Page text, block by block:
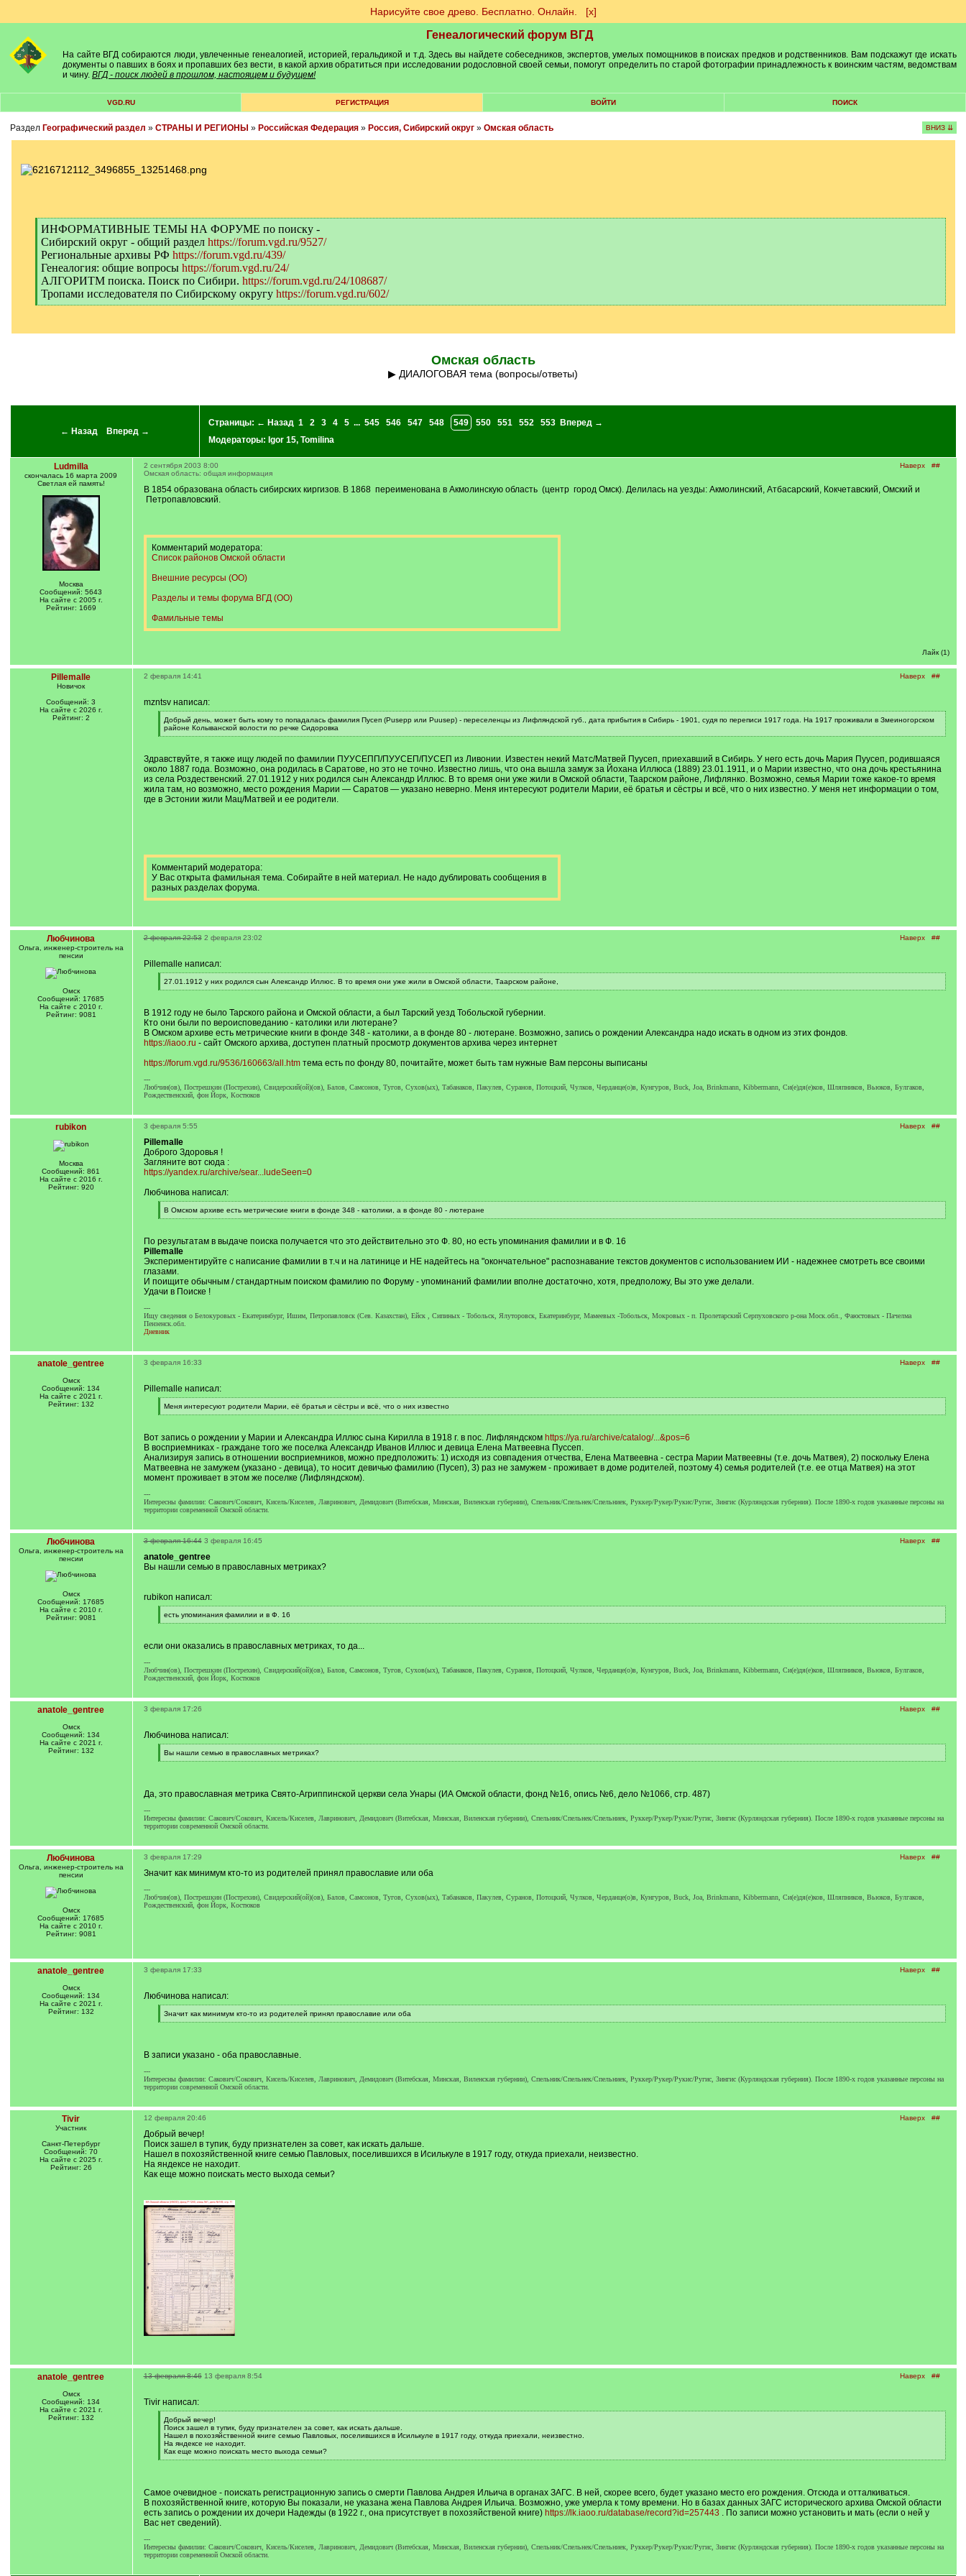
Нарисуйте свое древо. Бесплатно. Онлайн. [х]
Генеалогический форум ВГД
На сайте ВГД собираются люди, увлеченные генеалогией, историей, геральдикой и т.д. Здесь вы найдете собеседников, экспертов, умелых помощников в поисках предков и родственников. Вам подскажут где искать
документы о павших в боях и пропавших без вести, в какой архив обратиться при исследовании родословной своей семьи, помогут определить по старой фотографии принадлежность к воинским частям, ведомствам
и чину. ВГД - поиск людей в прошлом, настоящем и будущем!
VGD.RU РЕГИСТРАЦИЯ ВОЙТИ ПОИСК
Раздел Географический раздел » СТРАНЫ И РЕГИОНЫ » Российская Федерация» Россия, Сибирский округ» Омская область ВНИЗ ⇊
[
q
]
ИНФОРМАТИВНЫЕ ТЕМЫ НА ФОРУМЕ по поиску -
Сибирский округ - общий раздел https://forum.vgd.ru/9527/
Региональные архивы РФ https://forum.vgd.ru/439/
Генеалогия: общие вопросы https://forum.vgd.ru/24/
АЛГОРИТМ поиска. Поиск по Сибири. https://forum.vgd.ru/24/108687/
Тропами исследователя по Сибирскому округу https://forum.vgd.ru/602/
[
Омская область
▶ ДИАЛОГОВАЯ тема (вопросы/ответы)
← Назад Вперед →
Страницы: ← Назад 1 2 3 4 5 ... 545 546 547 548 549 550 551 552 553
Вперед →
Модераторы: Igor 15, Tomilina
Ludmilla
скончалась 16 марта 2009
Светлая ей память!
Москва
Сообщений: 5643
На сайте с 2005 г.
Рейтинг: 1669
Наверх ##
2 сентября 2003 8:00
Омская область: общая информация
В 1854 образована область сибирских киргизов. В 1868 переименована в Акмолинскую область (центр город Омск). Делилась на уезды: Акмолинский, Атбасарский, Кокчетавский, Омский и
Петропавловский.
Комментарий модератора:
Список районов Омской области
Внешние ресурсы (ОО)
Разделы и темы форума ВГД (ОО)
Фамильные темы
Лайк (1)
Pillemalle
Новичок
Сообщений: 3
На сайте с 2026 г.
Рейтинг: 2
Наверх ##
2 февраля 14:41
mzntsv написал:
[
q
]
Добрый день, может быть кому то попадалась фамилия Пусеп (Pusepp или Puusep) - переселенцы из Лифляндской губ., дата прибытия в Сибирь - 1901, судя по переписи 1917 года. На 1917 проживали в Змеиногорском
районе Колыванской волости по речке Сидоровка
[
]
Здравствуйте, я также ищу людей по фамилии ПУУСЕПП/ПУУСЕП/ПУСЕП из Ливонии. Известен некий Матс/Матвей Пуусеп, приехавший в Сибирь. У него есть дочь Мария Пуусеп, родившаяся
около 1887 года. Возможно, она родилась в Саратове, но это не точно. Известно лишь, что она вышла замуж за Йохана Иллюса (1889) 23.01.1911, и о Марии известно, что она дочь крестьянина
из села Роздественский. 27.01.1912 у них родился сын Александр Иллюс. В то время они уже жили в Омской области, Таарском районе, Лифлянко. Возможно, семья Марии тоже какое-то время
жила там, но возможно, место рождения Марии — Саратов — указано неверно. Меня интересуют родители Марии, её братья и сёстры и всё, что о них известно. У меня нет информации о том,
где в Эстонии жили Мац/Матвей и ее родители.
Комментарий модератора:
У Вас открыта фамильная тема. Собирайте в ней материал. Не надо дублировать сообщения в
разных разделах форума.
Любчинова
Ольга, инженер-строитель на
пенсии
Омск
Сообщений: 17685
На сайте с 2010 г.
Рейтинг: 9081
Наверх ##
2 февраля 22:53 2 февраля 23:02
Pillemalle написал:
[
q
27.01.1912 у них родился сын Александр Иллюс. В то время они уже жили в Омской области, Таарском районе,
[
]
В 1912 году не было Тарского района и Омской области, а был Тарский уезд Тобольской губернии.
Кто они были по вероисповеданию - католики или лютеране?
В Омском архиве есть метрические книги в фонде 348 - католики, а в фонде 80 - лютеране. Возможно, запись о рождении Александра надо искать в одном из этих фондов.
https://iaoo.ru - сайт Омского архива, доступен платный просмотр документов архива через интернет
https://forum.vgd.ru/9536/160663/all.htmтема есть по фонду 80, почитайте, может быть там нужные Вам персоны выписаны
---
Любчин(ов), Пострешкин (Пострехин), Свидерский(ой)(ов), Балов, Самсонов, Тугов, Сухов(ых), Табанаков, Пакулев, Суранов, Потоцкий, Чулков, Черданце(о)в, Кунгуров, Buck, Joa, Brinkmann, Kibbermann, Си(е)дя(е)ков, Шляпников, Вьюков, Булгаков,
Рождественский, фон Йорк, Костюков
rubikon
Москва
Сообщений: 861
На сайте с 2016 г.
Рейтинг: 920
Наверх ##
3 февраля 5:55
Pillemalle
Доброго Здоровья !
Загляните вот сюда :
https://yandex.ru/archive/sear...ludeSeen=0
Любчинова написал:
[
q
В Омском архиве есть метрические книги в фонде 348 - католики, а в фонде 80 - лютеране
[
]
По результатам в выдаче поиска получается что это действительно это Ф. 80, но есть упоминания фамилии и в Ф. 16
Pillemalle
Экспериментируйте с написание фамилии в т.ч и на латинице и НЕ надейтесь на "окончательное" распознавание текстов документов с использованием ИИ - надежнее смотреть все своими
глазами.
И поищите обычным / стандартным поиском фамилию по Форуму - упоминаний фамилии вполне достаточно, хотя, предположу, Вы это уже делали.
Удачи в Поиске !
---
Ищу сведения о Белокуровых - Екатеринбург, Ишим, Петропавловск (Сев. Казахстан), Ейск , Сипиных - Тобольск, Ялуторовск, Екатеринбург, Мамеевых -Тобольск, Мокровых - п. Пролетарский Серпуховского р-она Моск.обл., Фаюстовых - Пачелма
Пензенск.обл.
Дневник
anatole_gentree
Омск
Сообщений: 134
На сайте с 2021 г.
Рейтинг: 132
Наверх ##
3 февраля 16:33
Pillemalle написал:
[
q
Меня интересуют родители Марии, её братья и сёстры и всё, что о них известно
[
]
Вот запись о рождении у Марии и Александра Иллюс сына Кирилла в 1918 г. в пос. Лифляндском https://ya.ru/archive/catalog/...&pos=6
В восприемниках - граждане того же поселка Александр Иванов Иллюс и девица Елена Матвеевна Пуссеп.
Анализируя запись в отношении восприемников, можно предположить: 1) исходя из совпадения отчества, Елена Матвеевна - сестра Марии Матвеевны (т.е. дочь Матвея), 2) поскольку Елена
Матвеевна не замужем (указано - девица), то носит девичью фамилию (Пусеп), 3) раз не замужем - проживает в доме родителей, поэтому 4) семья родителей (т.е. ее отца Матвея) на этот
момент проживает в этом же поселке (Лифляндском).
---
Интересны фамилии: Сакович/Сокович, Кисель/Киселев, Лавринович, Демидович (Витебская, Минская, Виленская губернии), Спельник/Спельнек/Спельниек, Руккер/Рукер/Рукис/Ругис, Зингис (Курляндская губерния). После 1890-х годов указанные персоны на
территории современной Омской области.
Любчинова
Ольга, инженер-строитель на
пенсии
Омск
Сообщений: 17685
На сайте с 2010 г.
Рейтинг: 9081
Наверх ##
3 февраля 16:44 3 февраля 16:45
anatole_gentree
Вы нашли семью в православных метриках?
rubikon написал:
[
q
есть упоминания фамилии и в Ф. 16
[
]
если они оказались в православных метриках, то да...
---
Любчин(ов), Пострешкин (Пострехин), Свидерский(ой)(ов), Балов, Самсонов, Тугов, Сухов(ых), Табанаков, Пакулев, Суранов, Потоцкий, Чулков, Черданце(о)в, Кунгуров, Buck, Joa, Brinkmann, Kibbermann, Си(е)дя(е)ков, Шляпников, Вьюков, Булгаков,
Рождественский, фон Йорк, Костюков
anatole_gentree
Омск
Сообщений: 134
На сайте с 2021 г.
Рейтинг: 132
Наверх ##
3 февраля 17:26
Любчинова написал:
[
q
Вы нашли семью в православных метриках?
[
Да, это православная метрика Свято-Агриппинской церкви села Унары (ИА Омской области, фонд №16, опись №6, дело №1066, стр. 487)
---
Интересны фамилии: Сакович/Сокович, Кисель/Киселев, Лавринович, Демидович (Витебская, Минская, Виленская губернии), Спельник/Спельнек/Спельниек, Руккер/Рукер/Рукис/Ругис, Зингис (Курляндская губерния). После 1890-х годов указанные персоны на
территории современной Омской области.
Любчинова
Ольга, инженер-строитель на
пенсии
Омск
Сообщений: 17685
На сайте с 2010 г.
Рейтинг: 9081
Наверх ##
3 февраля 17:29
Значит как минимум кто-то из родителей принял православие или оба
---
Любчин(ов), Пострешкин (Пострехин), Свидерский(ой)(ов), Балов, Самсонов, Тугов, Сухов(ых), Табанаков, Пакулев, Суранов, Потоцкий, Чулков, Черданце(о)в, Кунгуров, Buck, Joa, Brinkmann, Kibbermann, Си(е)дя(е)ков, Шляпников, Вьюков, Булгаков,
Рождественский, фон Йорк, Костюков
anatole_gentree
Омск
Сообщений: 134
На сайте с 2021 г.
Рейтинг: 132
Наверх ##
3 февраля 17:33
Любчинова написал:
[
q
Значит как минимум кто-то из родителей принял православие или оба
[
В записи указано - оба православные.
---
Интересны фамилии: Сакович/Сокович, Кисель/Киселев, Лавринович, Демидович (Витебская, Минская, Виленская губернии), Спельник/Спельнек/Спельниек, Руккер/Рукер/Рукис/Ругис, Зингис (Курляндская губерния). После 1890-х годов указанные персоны на
территории современной Омской области.
Tivir
Участник
Санкт-Петербург
Сообщений: 70
На сайте с 2025 г.
Рейтинг: 26
Наверх ##
12 февраля 20:46
Добрый вечер!
Поиск зашел в тупик, буду признателен за совет, как искать дальше.
Нашел в похозяйственной книге семью Павловых, поселившихся в Исилькуле в 1917 году, откуда приехали, неизвестно.
На яндексе не находит.
Как еще можно поискать место выхода семьи?
anatole_gentree
Омск
Сообщений: 134
На сайте с 2021 г.
Рейтинг: 132
Наверх ##
13 февраля 8:46 13 февраля 8:54
Tivir написал:
[
q
]
Добрый вечер!
Поиск зашел в тупик, буду признателен за совет, как искать дальше.
Нашел в похозяйственной книге семью Павловых, поселившихся в Исилькуле в 1917 году, откуда приехали, неизвестно.
На яндексе не находит.
Как еще можно поискать место выхода семьи?
[
Самое очевидное - поискать регистрационную запись о смерти Павлова Андрея Ильича в органах ЗАГС. В ней, скорее всего, будет указано место его рождения. Отсюда и отталкиваться.
В похозяйственной книге, которую Вы показали, не указана жена Павлова Андрея Ильича. Возможно, уже умерла к тому времени. Но в базах данных ЗАГС исторического архива Омской области
есть запись о рождении их дочери Надежды (в 1922 г., она присутствует в похозяйственой книге) https://lk.iaoo.ru/database/record?id=257443 . По записи можно установить и мать (если о ней у
Вас нет сведений).
---
Интересны фамилии: Сакович/Сокович, Кисель/Киселев, Лавринович, Демидович (Витебская, Минская, Виленская губернии), Спельник/Спельнек/Спельниек, Руккер/Рукер/Рукис/Ругис, Зингис (Курляндская губерния). После 1890-х годов указанные персоны на
территории современной Омской области.